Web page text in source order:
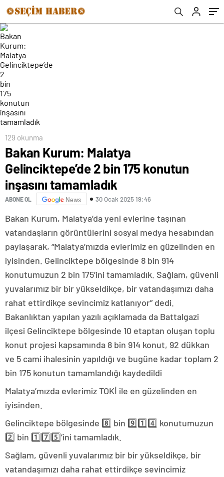
129 okunma
Bakan Kurum: Malatya
Gelinciktepe’de 2 bin 175 konutun
inşasını tamamladık
ABONE OL News 30 Ocak 2025 19:46
Bakan Kurum, Malatya’da yeni evlerine taşınan
vatandaşların görüntülerini sosyal medya hesabından
paylaşarak, “Malatya’mızda evlerimiz en güzelinden en
iyisinden. Gelinciktepe bölgesinde 8 bin 914
konutumuzun 2 bin 175’ini tamamladık. Sağlam, güvenli
yuvalarımız bir bir yükseldikçe, bir vatandaşımızı daha
rahat ettirdikçe sevincimiz katlanıyor” dedi.
Bakanlıktan yapılan yazılı açıklamada da Battalgazi
ilçesi Gelinciktepe bölgesinde 10 etaptan oluşan toplu
konut projesi kapsamında 8 bin 914 konut, 92 dükkan
ve 5 cami ihalesinin yapıldığı ve bugüne kadar toplam 2
bin 175 konutun tamamlandığı kaydedildi
Malatya’mızda evlerimiz TOKİ ile en güzelinden en
iyisinden.
Gelinciktepe bölgesinde 8️⃣ bin 9️⃣1️⃣4️⃣ konutumuzun
2️⃣ bin 1️⃣7️⃣5️⃣’ini tamamladık.
Sağlam, güvenli yuvalarımız bir bir yükseldikçe, bir
vatandaşımızı daha rahat ettirdikçe sevincimiz